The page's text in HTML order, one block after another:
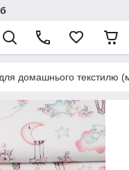
домашнього текстилю